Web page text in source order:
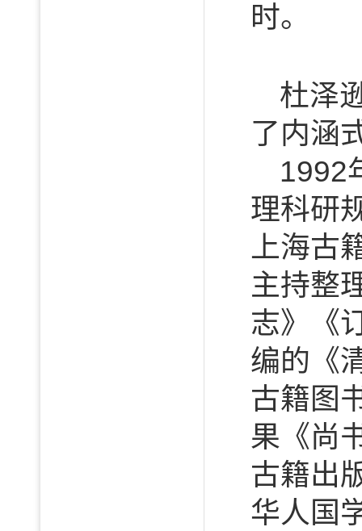
时。
杜泽
了内涵
1992
理科研
上海古
主持整
志》《
编的《
古籍图
果《尚
古籍出
华人国